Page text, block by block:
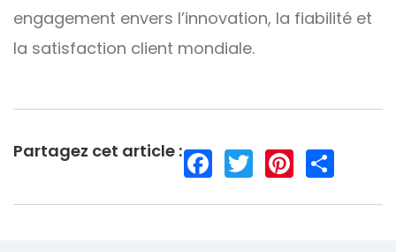
engagement envers l’innovation, la fiabilité et
la satisfaction client mondiale.
Partagez cet article :